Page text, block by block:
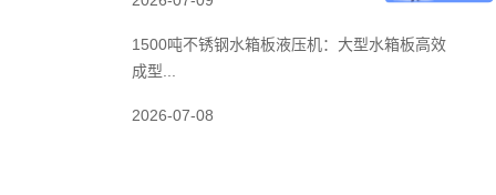
1500吨不锈钢水箱板液压机：大型水箱板高效
成型...
2026-07-08